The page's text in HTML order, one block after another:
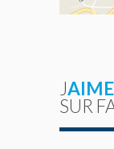
JAIME
SUR